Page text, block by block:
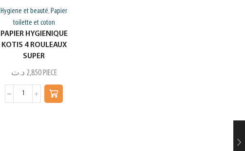
Hygiene et beauté,Papier
toilette et coton
PAPIER HYGIENIQUE
KOTIS 4 ROULEAUX
SUPER
2,850 د.ت PIECE